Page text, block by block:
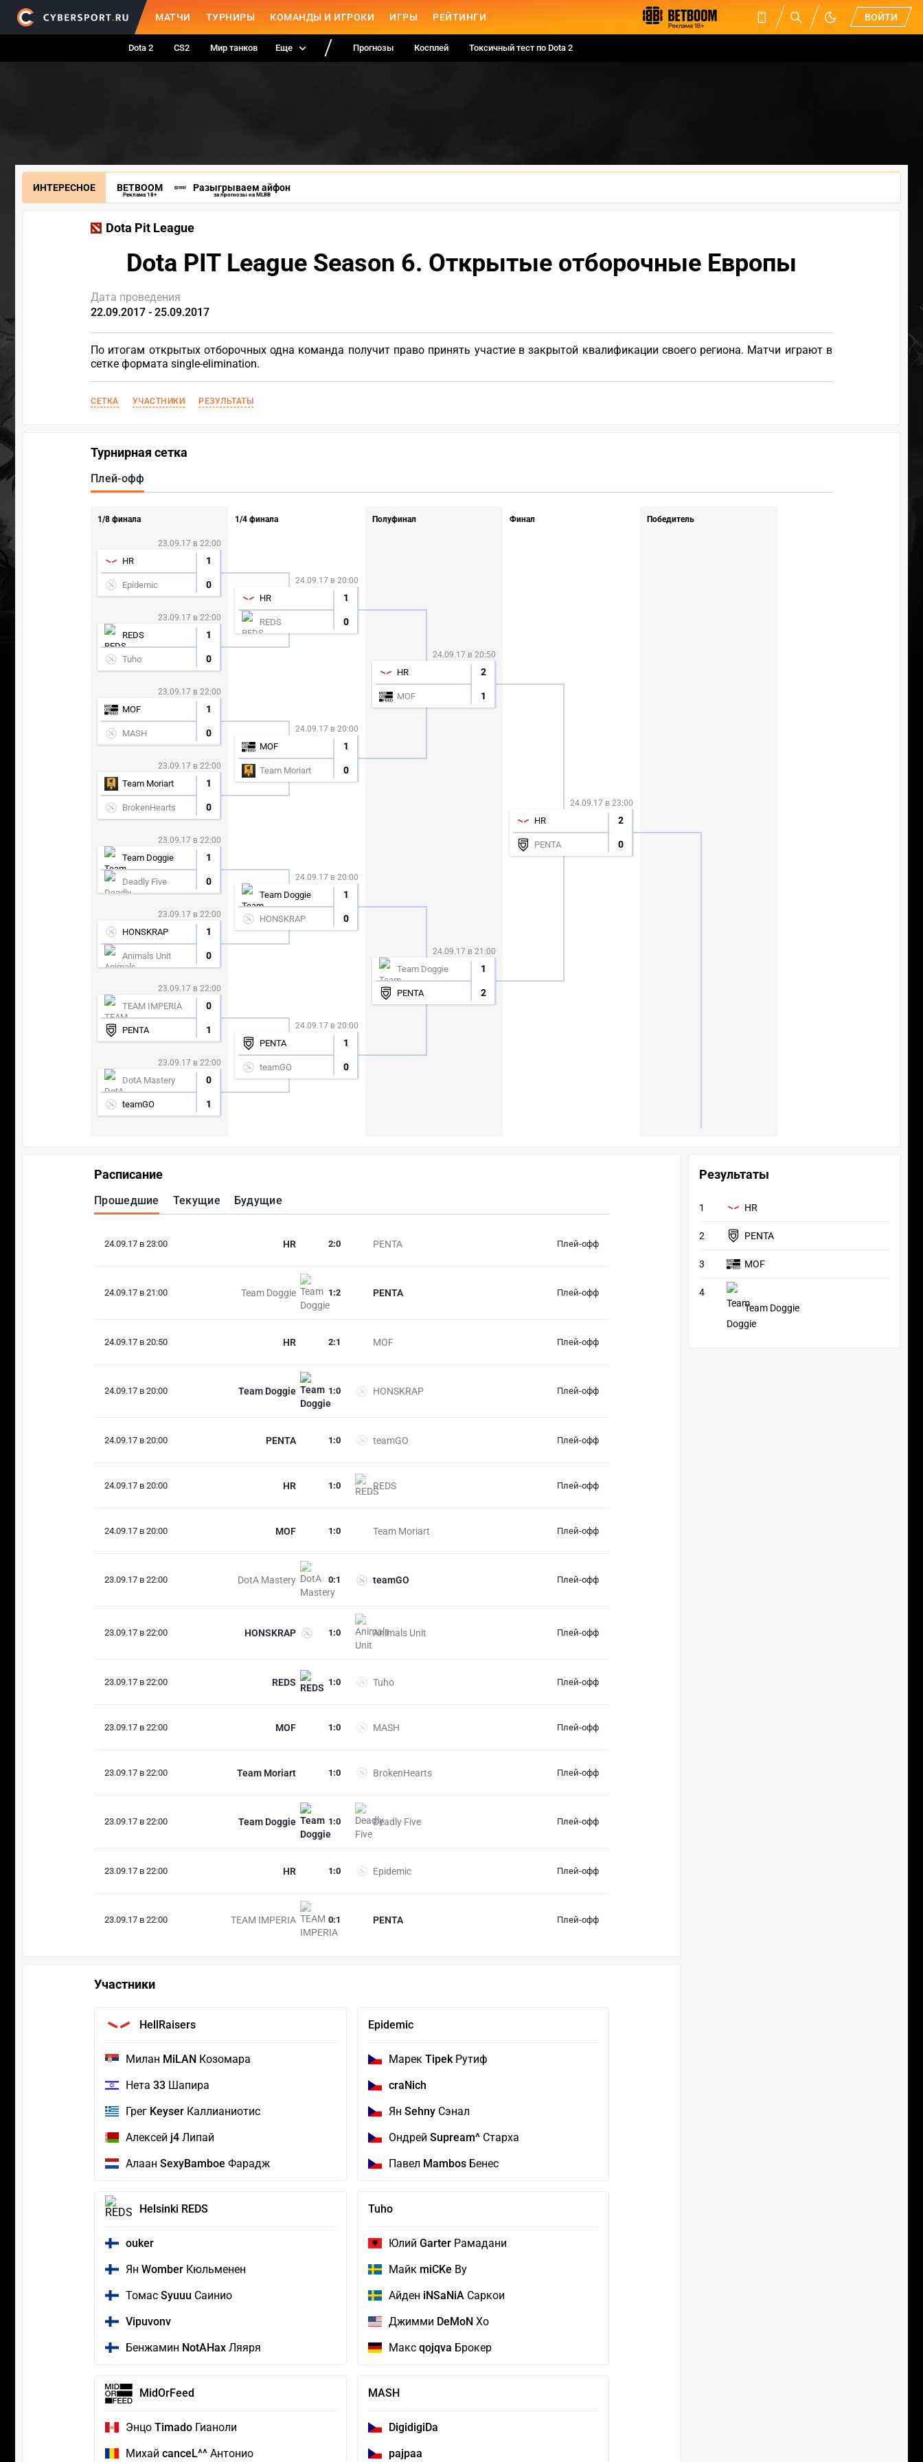
МАТЧИ ТУРНИРЫ КОМАНДЫ И ИГРОКИ ИГРЫ РЕЙТИНГИ ВОЙТИ
Dota 2 CS2 Мир танков Еще Прогнозы Косплей Токсичный тест по Dota 2
ИНТЕРЕСНОЕ BETBOOM
Реклама 18+
Разыгрываем айфон
за прогнозы на MLBB
Dota Pit League
Dota PIT League Season 6. Открытые отборочные Европы
Дата проведения
22.09.2017 - 25.09.2017
По итогам открытых отборочных одна команда получит право принять участие в закрытой квалификации своего региона. Матчи играют в
сетке формата single-elimination.
СЕТКА УЧАСТНИКИ РЕЗУЛЬТАТЫ
Турнирная сетка
Плей-офф
1/8 финала
23.09.17 в 22:00
HR 1
Epidemic 0
23.09.17 в 22:00
REDS 1
Tuho 0
23.09.17 в 22:00
MOF 1
MASH 0
23.09.17 в 22:00
Team Moriart 1
BrokenHearts 0
23.09.17 в 22:00
Team Doggie 1
Deadly Five 0
23.09.17 в 22:00
HONSKRAP 1
Animals Unit 0
23.09.17 в 22:00
TEAM IMPERIA 0
PENTA 1
23.09.17 в 22:00
DotA Mastery 0
teamGO 1
1/4 финала
24.09.17 в 20:00
HR 1
REDS 0
24.09.17 в 20:00
MOF 1
Team Moriart 0
24.09.17 в 20:00
Team Doggie 1
HONSKRAP 0
24.09.17 в 20:00
PENTA 1
teamGO 0
Полуфинал
24.09.17 в 20:50
HR 2
MOF 1
24.09.17 в 21:00
Team Doggie 1
PENTA 2
Финал
24.09.17 в 23:00
HR 2
PENTA 0
Победитель
Расписание
Прошедшие Текущие Будущие
24.09.17 в 23:00 HR PENTA
2:0 Плей-офф
24.09.17 в 21:00 Team Doggie PENTA
1 :2 Плей-офф
24.09.17 в 20:50 HR MOF
2:1 Плей-офф
24.09.17 в 20:00 Team Doggie HONSKRAP
1 :0 Плей-офф
24.09.17 в 20:00 PENTA teamGO
1 :0 Плей-офф
24.09.17 в 20:00 HR REDS
1 :0 Плей-офф
24.09.17 в 20:00 MOF Team Moriart
1 :0 Плей-офф
23.09.17 в 22:00 DotA Mastery teamGO
0:1 Плей-офф
23.09.17 в 22:00 HONSKRAP Animals Unit
1 :0 Плей-офф
23.09.17 в 22:00 REDS Tuho
1 :0 Плей-офф
23.09.17 в 22:00 MOF MASH
1 :0 Плей-офф
23.09.17 в 22:00 Team Moriart BrokenHearts
1 :0 Плей-офф
23.09.17 в 22:00 Team Doggie Deadly Five
1 :0 Плей-офф
23.09.17 в 22:00 HR Epidemic
1 :0 Плей-офф
23.09.17 в 22:00 TEAM IMPERIA PENTA
0:1 Плей-офф
Участники
HellRaisers
Милан MiLAN Козомара
Нета 33 Шапира
Грег Keyser Каллианиотис
Алексей j4 Липай
Алаан SexyBamboe Фарадж
Epidemic
Марек TipekРутиф
craNich
Ян SehnyСэнал
Ондрей Supream^Старха
Павел MambosБенес
Helsinki REDS
ouker
Ян Womber Кюльменен
Томас Syuuu Саинио
Vipuvonv
Бенжамин NotAHax Ляяря
Tuho
Юлий GarterРамадани
Майк miCKe Ву
Айден iNSaNiAСаркои
Джимми DeMoNХо
Макс qojqva Брокер
MidOrFeed
Энцо Timado Гианоли
Михай canceL^^ Антонио
MASH
DigidigiDa
pajpaa
Результаты
1 HR
2 PENTA
3 MOF
4
Team Doggie